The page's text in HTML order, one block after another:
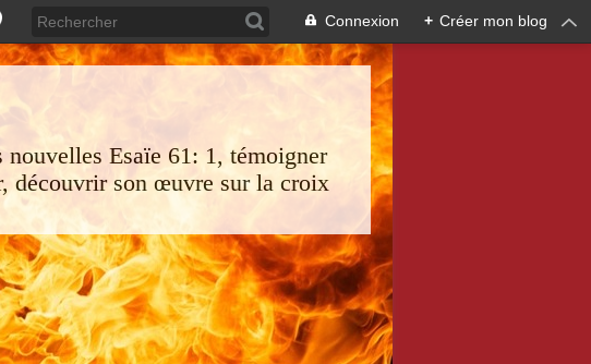
Connexion + Créer mon blog
Esaïe 61: 1, témoigner
découvrir son œuvre sur la croix